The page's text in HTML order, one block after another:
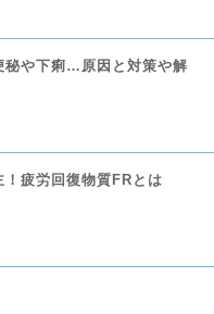
秘や下痢…原因と対策や解
疲労回復物質FRとは